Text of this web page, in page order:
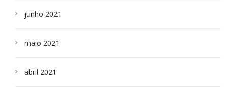
junho 2021
maio 2021
abril 2021